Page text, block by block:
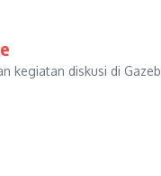
kegiatan diskusi di